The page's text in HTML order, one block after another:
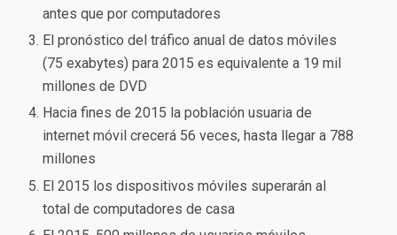
antes que por computadores
El pronóstico del tráfico anual de datos móviles
(75 exabytes) para 2015 es equivalente a 19 mil
millones de DVD
Hacia fines de 2015 la población usuaria de
internet móvil crecerá 56 veces, hasta llegar a 788
millones
El 2015 los dispositivos móviles superarán al
total de computadores de casa